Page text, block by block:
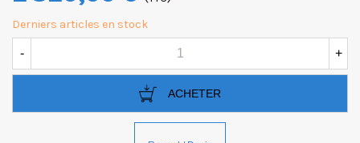
Derniers articles en stock
- +
ACHETER